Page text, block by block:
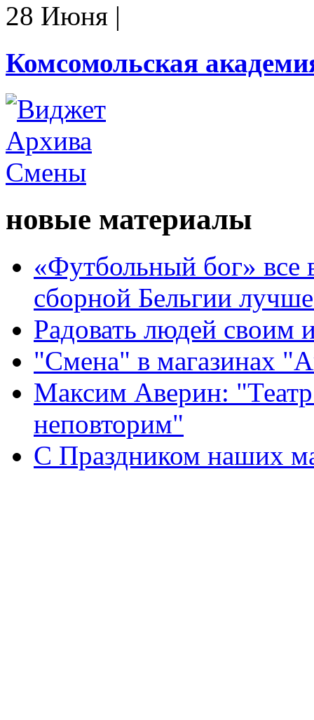
28 Июня |
Комсомольская
новые материалы
«Футбольный бог» все
сборной Бельгии
Радовать людей своим
"Смена" в магазинах
Максим Аверин:
неповторим"
С Праздником наших